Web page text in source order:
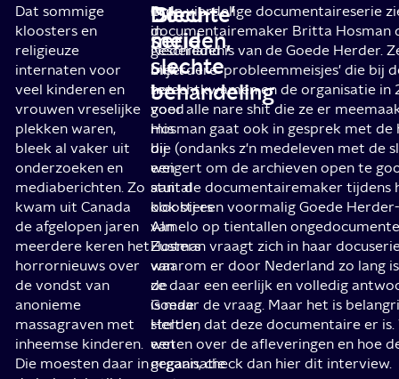
Dat sommige
kloosters en
religieuze
internaten voor
veel kinderen en
vrouwen vreselijke
plekken waren,
bleek al vaker uit
onderzoeken en
mediaberichten. Zo
kwam uit Canada
de afgelopen jaren
meerdere keren het
horrornieuws over
de vondst van
anonieme
massagraven met
inheemse kinderen.
Die moesten daar in
'Slechte'
meiden,
slechte
behandeling
Ook
in
Nederland
blijkt
het
goed
mis
bij
een
aantal
kloosters
van
Zusters
van
de
Goede
Herder,
een
organisatie
Docu-
serie
In de vierdelige documentaireserie
documentairemaker Britta Hosman
geschiedenis van de Goede Herder.
meerdere 'probleemmeisjes' die bij
terechtkwamen en de organisatie in
voor alle nare shit die ze er
Hosman gaat ook in gesprek met
die (ondanks z'n medeleven met de
weigert om de archieven open te
stuit de documentairemaker tijdens
ook bij een voormalig Goede
Almelo op tientallen
Hosman vraagt zich in haar
waarom er door Nederland zo lang
ze daar een eerlijk en volledig
is maar de vraag. Maar het is
stelt en dat deze documentaire er is.
weten over de afleveringen en hoe
gegaan, check dan hier dit interview.